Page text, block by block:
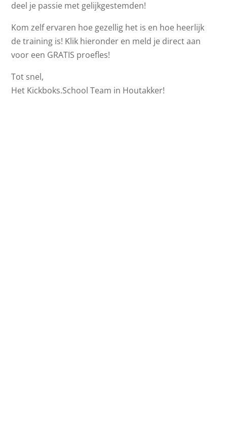
deel je passie met gelijkgestemden!
Kom zelf ervaren hoe gezellig het is en hoe heerlijk
de training is! Klik hieronder en meld je direct aan
voor een GRATIS proefles!
Tot snel,
Het Kickboks.School Team in Houtakker!